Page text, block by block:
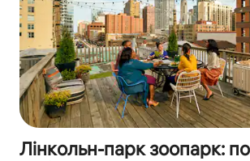
Лінкольн-парк зоопарк: